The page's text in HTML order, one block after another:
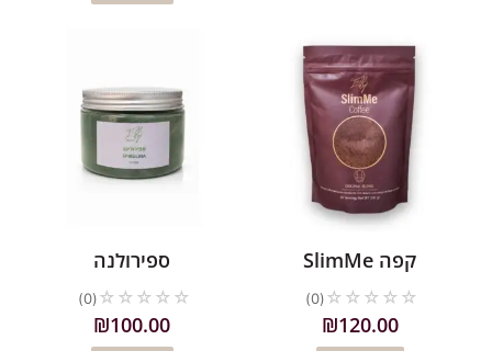
קפה SlimMe
☆
☆
☆
(0)
₪120.00
ספירולנה
☆
☆
☆
(0)
₪100.00